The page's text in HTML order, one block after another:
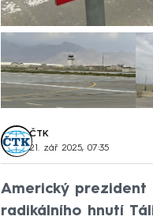
ČTK
21. zář 2025, 07:35
Americký prezident
radikálního hnutí